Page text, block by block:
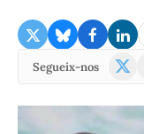
Segueix-nos
X